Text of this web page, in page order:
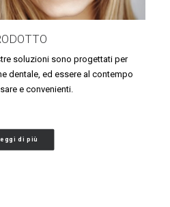
soluzioni sono progettati per
dentale, ed essere al contempo
e convenienti.
di più